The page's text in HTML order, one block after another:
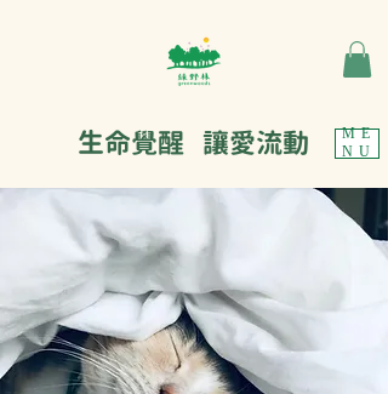
ME
NU
生命覺醒 讓愛流動